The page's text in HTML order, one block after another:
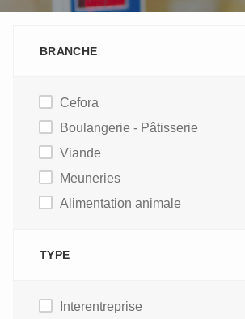
BRANCHE
Cefora
Boulangerie - Pâtisserie
Viande
Meuneries
Alimentation animale
TYPE
Interentreprise